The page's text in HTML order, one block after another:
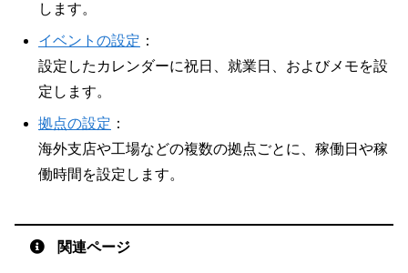
します。
イベントの設定 ：
設定したカレンダーに祝日、就業日、およびメモを設
定します。
拠点の設定 ：
海外支店や工場などの複数の拠点ごとに、稼働日や稼
働時間を設定します。
関連ページ